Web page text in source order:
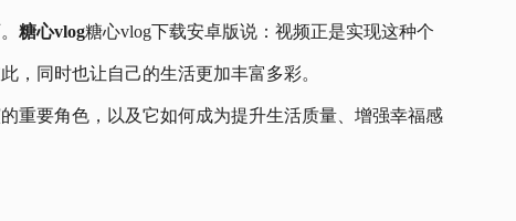
糖心vlog糖心vlog下载安卓版说：视频正是实现这种个
，同时也让自己的生活更加丰富多彩。
重要角色，以及它如何成为提升生活质量、增强幸福感